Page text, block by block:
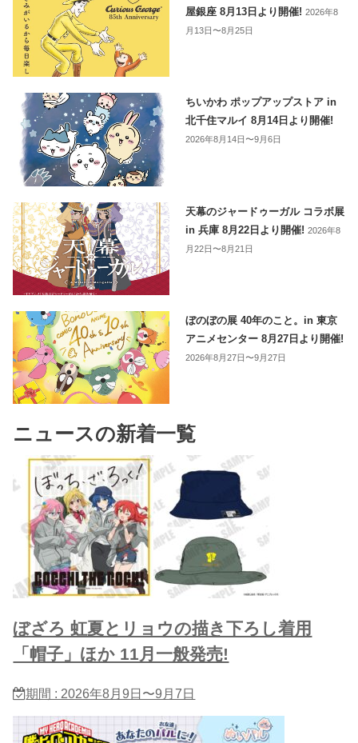
屋銀座 8月13日より開催!2026年8
月13日〜8月25日
ちいかわ ポップアップストア in
北千住マルイ 8月14日より開催!
2026年8月14日〜9月6日
天幕のジャードゥーガル コラボ展
in 兵庫 8月22日より開催!2026年8
月22日〜8月21日
ぼのぼの展 40年のこと。in 東京
アニメセンター 8月27日より開催!
2026年8月27日〜9月27日
ニュースの新着一覧
ぼざろ 虹夏とリョウの描き下ろし着用
「帽子」ほか 11月一般発売!
期間 : 2026年8月9日〜9月7日